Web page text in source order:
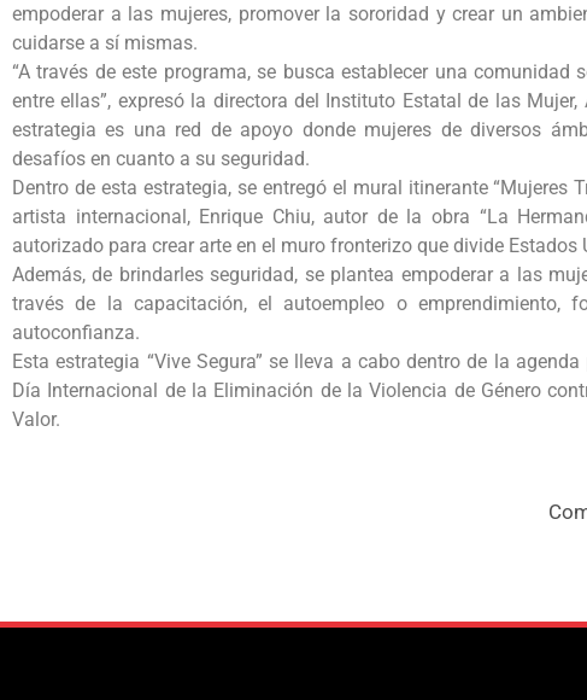
empoderar a las mujeres, promover la sororidad y crear un
cuidarse a sí mismas.
“A través de este programa, se busca establecer una
entre ellas”, expresó la directora del Instituto Estatal de las
estrategia es una red de apoyo donde mujeres de diversos
desafíos en cuanto a su seguridad.
Dentro de esta estrategia, se entregó el mural itinerante “Mujeres
artista internacional, Enrique Chiu, autor de la obra “La
autorizado para crear arte en el muro fronterizo que divide Estados
Además, de brindarles seguridad, se plantea empoderar a las
través de la capacitación, el autoempleo o emprendimiento,
autoconfianza.
Esta estrategia “Vive Segura” se lleva a cabo dentro de la
Día Internacional de la Eliminación de la Violencia de Género
Valor.